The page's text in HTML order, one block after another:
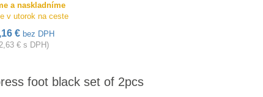
a naskladníme
v utorok na ceste
€bez DPH
€ s DPH)
foot black set of 2pcs